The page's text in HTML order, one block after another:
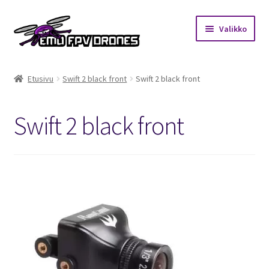
Siirry
navigointiin
Siirry
sisältöön
Valikko
Kuukausihaaste
Beta65 – Betacube – Betaflight Configuration
Etusivu Swift 2 black front Swift 2 black front
Swift 2 black front